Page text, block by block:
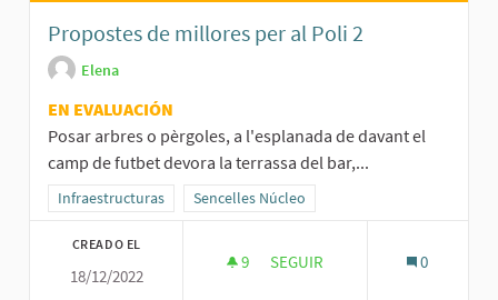
Propostes de millores per al Poli 2
Elena
EN EVALUACIÓN
Posar arbres o pèrgoles, a l'esplanada de davant el
camp de futbet devora la terrassa del bar,...
Resultados al filtrar por la categoría: Infraestructuras
Infraestructuras Resultados al filtrar por el ámbito: Sencelles
Sencelles Núcleo
CREADO EL
18/12/2022
9 9 SEGUIDORAS
SEGUIR 0